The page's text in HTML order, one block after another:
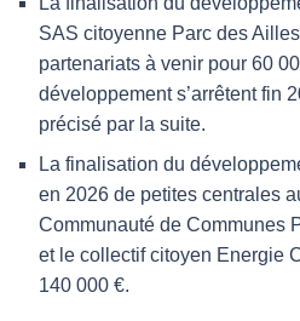
SAS citoyenne Parc des
partenariats à venir pour 60
développement s’arrêtent fin
précisé par la suite.
La finalisation du
en 2026 de petites centrales
Communauté de Communes
et le collectif citoyen Energie
140 000 €.